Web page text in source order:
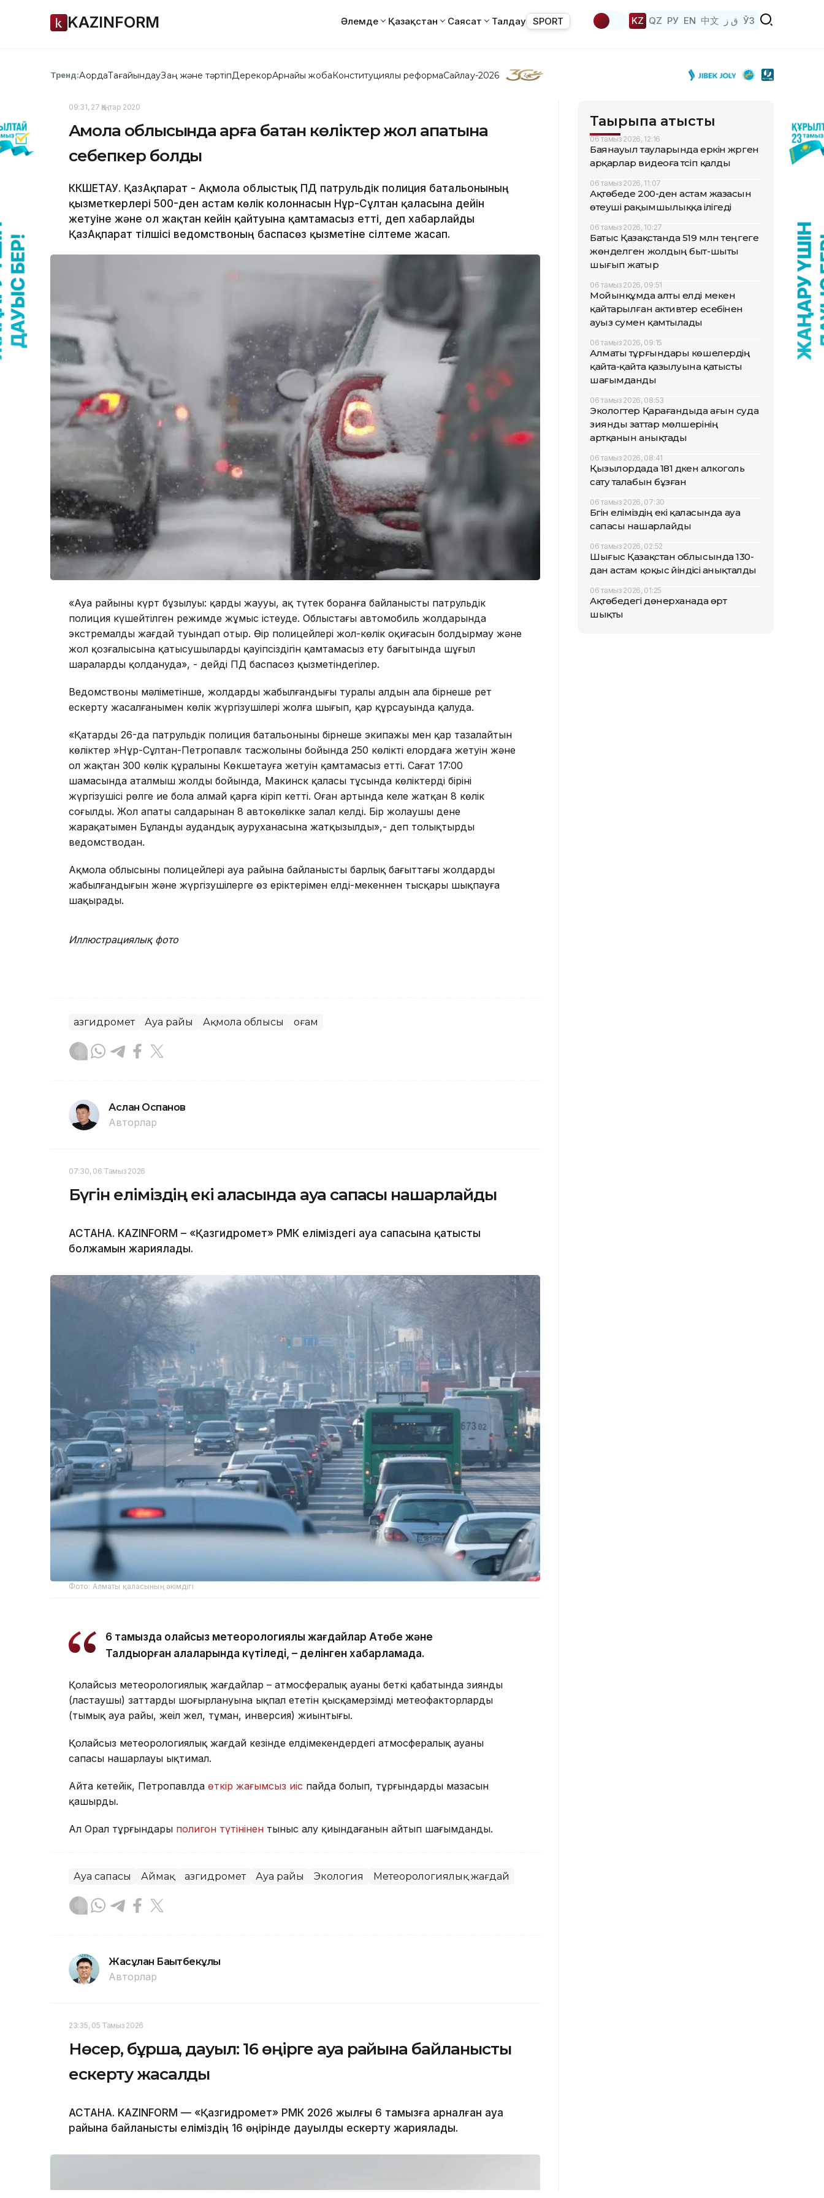
KAZINFORM Әлемде Қазақстан Саясат Талдау SPORT KZ QZ РУ EN 中文 ق ز ЎЗ
Тренд:АқордаТағайындауЗаң және тәртіпДерекқорАрнайы жобаКонституциялық реформаСайлау-2026
09:31, 27 Қаңтар 2020
Ақмола облысында қарға батқан көліктер жол апатына
себепкер болды
КӨКШЕТАУ. ҚазАқпарат - Ақмола облыстық ПД патрульдік полиция батальонының
қызметкерлері 500-ден астам көлік колоннасын Нұр-Сұлтан қаласына дейін
жетуіне және ол жақтан кейін қайтуына қамтамасыз етті, деп хабарлайды
ҚазАқпарат тілшісі ведомствоның баспасөз қызметіне сілтеме жасап.
«Ауа райының күрт бұзылуы: қардың жаууы, ақ түтек боранға байланысты патрульдік
полиция күшейтілген режимде жұмыс істеуде. Облыстағы автомобиль жолдарында
экстремалды жағдай туындап отыр. Өңір полицейлері жол-көлік оқиғасын болдырмау және
жол қозғалысына қатысушылардың қауіпсіздігін қамтамасыз ету бағытында шұғыл
шараларды қолдануда», - дейді ПД баспасөз қызметіндегілер.
Ведомствоның мәліметінше, жолдардың жабылғандығы туралы алдын ала бірнеше рет
ескерту жасалғанымен көлік жүргізушілері жолға шығып, қар құрсауында қалуда.
«Қаңтардың 26-да патрульдік полиция батальонының бірнеше экипажы мен қар тазалайтын
көліктер »Нұр-Сұлтан-Петропавл« тасжолының бойында 250 көліктің елордаға жетуін және
ол жақтан 300 көлік құралының Көкшетауға жетуін қамтамасыз етті. Сағат 17:00
шамасында аталмыш жолдың бойында, Макинск қаласы тұсында көліктердің бірінің
жүргізушісі рөлге ие бола алмай қарға кіріп кетті. Оған артында келе жатқан 8 көлік
соғылды. Жол апаты салдарынан 8 автокөлікке залал келді. Бір жолаушы дене
жарақатымен Бұланды аудандық ауруханасына жатқызылды»,- деп толықтырды
ведомстводан.
Ақмола облысының полицейлері ауа райына байланысты барлық бағыттағы жолдардың
жабылғандығын және жүргізушілерге өз еріктерімен елді-мекеннен тысқары шықпауға
шақырады.
Иллюстрациялық фото
Қазгидромет Ауа райы Ақмола облысы Қоғам
Аслан Оспанов
Авторлар
07:30, 06 Тамыз 2026
Бүгін еліміздің екі қаласында ауа сапасы нашарлайды
АСТАНА. KAZINFORM – «Қазгидромет» РМК еліміздегі ауа сапасына қатысты
болжамын жариялады.
Фото: Алматы қаласының әкімдігі
6 тамызда қолайсыз метеорологиялық жағдайлар Ақтөбе және
Талдықорған қалаларында күтіледі, – делінген хабарламада.
Қолайсыз метеорологиялық жағдайлар – атмосфералық ауаның беткі қабатында зиянды
(ластаушы) заттардың шоғырлануына ықпал ететін қысқамерзімді метеофакторлардың
(тымық ауа райы, жеңіл жел, тұман, инверсия) жиынтығы.
Қолайсыз метеорологиялық жағдай кезінде елдімекендердегі атмосфералық ауаның
сапасы нашарлауы ықтимал.
Айта кетейік, Петропавлда өткір жағымсыз иіс пайда болып, тұрғындардың мазасын
қашырды.
Ал Орал тұрғындары полигон түтінінен тыныс алу қиындағанын айтып шағымданды.
Ауа сапасы Аймақ Қазгидромет Ауа райы Экология Метеорологиялық жағдай
Жасұлан Бақытбекұлы
Авторлар
23:35, 05 Тамыз 2026
Нөсер, бұршақ, дауыл: 16 өңірге ауа райына байланысты
ескерту жасалды
АСТАНА. KAZINFORM — «Қазгидромет» РМК 2026 жылғы 6 тамызға арналған ауа
райына байланысты еліміздің 16 өңірінде дауылды ескерту жариялады.
Тақырыпқа қатысты
06 тамыз 2026, 12:16
Баянауыл тауларында еркін жүрген
арқарлар видеоға түсіп қалды
06 тамыз 2026, 11:07
Ақтөбеде 200-ден астам жазасын
өтеуші рақымшылыққа ілігеді
06 тамыз 2026, 10:27
Батыс Қазақстанда 519 млн теңгеге
жөнделген жолдың быт-шыты
шығып жатыр
06 тамыз 2026, 09:51
Мойынқұмда алты елді мекен
қайтарылған активтер есебінен
ауыз сумен қамтылады
06 тамыз 2026, 09:15
Алматы тұрғындары көшелердің
қайта-қайта қазылуына қатысты
шағымданды
06 тамыз 2026, 08:53
Экологтер Қарағандыда ағын суда
зиянды заттар мөлшерінің
артқанын анықтады
06 тамыз 2026, 08:41
Қызылордада 181 дүкен алкоголь
сату талабын бұзған
06 тамыз 2026, 07:30
Бүгін еліміздің екі қаласында ауа
сапасы нашарлайды
06 тамыз 2026, 02:52
Шығыс Қазақстан облысында 130-
дан астам қоқыс үйіндісі анықталды
06 тамыз 2026, 01:25
Ақтөбедегі дөнерханада өрт
шықты